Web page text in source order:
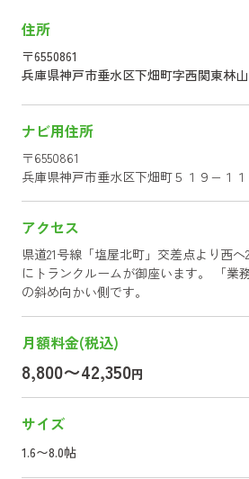
住所
〒6550861
兵庫県神戸市垂水区下畑町字西関東林
ナビ用住所
〒6550861
兵庫県神戸市垂水区下畑町５１９−１１
アクセス
県道21号線「塩屋北町」交差点より西
にトランクルームが御座います。 「業
の斜め向かい側です。
月額料金(税込)
8,800〜42,350円
サイズ
1.6〜8.0帖